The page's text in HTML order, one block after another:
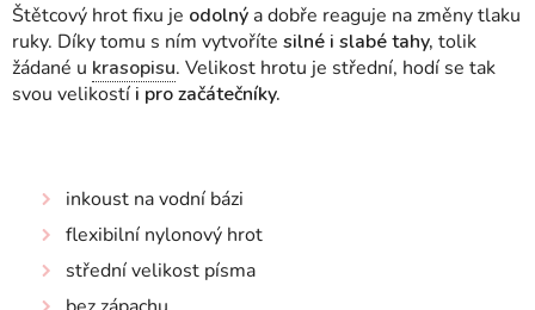
Štětcový hrot fixu je odolný a dobře reaguje na změny tlaku
ruky. Díky tomu s ním vytvoříte silné i slabé tahy, tolik
žádané u krasopisu. Velikost hrotu je střední, hodí se tak
svou velikostí i pro začátečníky.
inkoust na vodní bázi
flexibilní nylonový hrot
střední velikost písma